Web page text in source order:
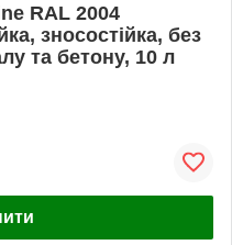
RAL 2004
зносостійка, без
та бетону, 10 л